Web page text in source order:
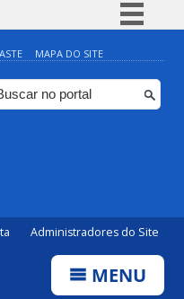
Simplifique!
Comunica BR
Participe
MAPA DO SITE
Administradores do Site
MENU